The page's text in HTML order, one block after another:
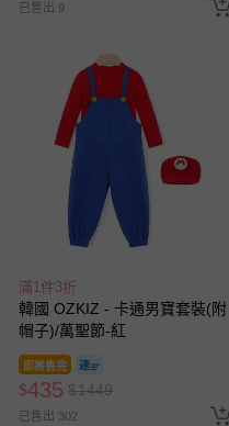
已售出 9
滿1件3折
韓國 OZKIZ - 卡通男寶套裝(附
帽子)/萬聖節-紅
即將售完
$435 $1449
已售出 302